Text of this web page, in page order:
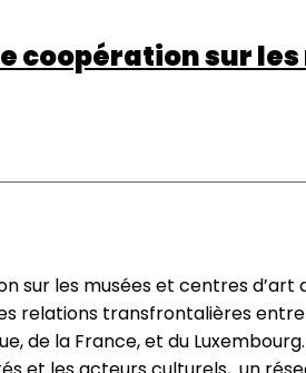
coopération sur
sur les musées et centres d’art
relations transfrontalières
de la France, et du